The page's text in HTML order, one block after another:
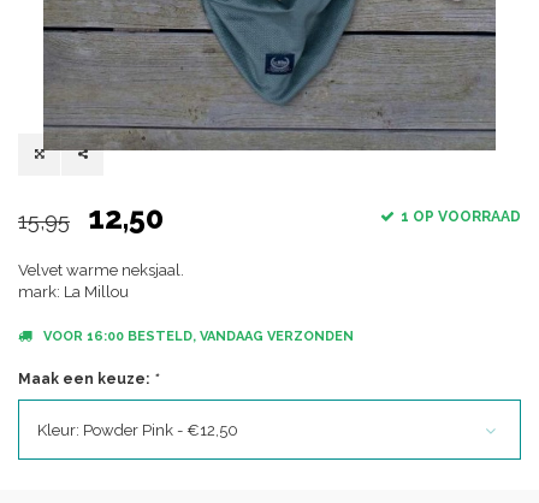
15,95 12,50 1 OP VOORRAAD
Velvet warme neksjaal.
mark: La Millou
VOOR 16:00 BESTELD, VANDAAG VERZONDEN
Maak een keuze: *
Kleur: Powder Pink - €12,50